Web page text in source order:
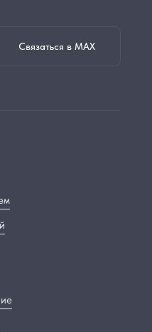
Связаться в MAX